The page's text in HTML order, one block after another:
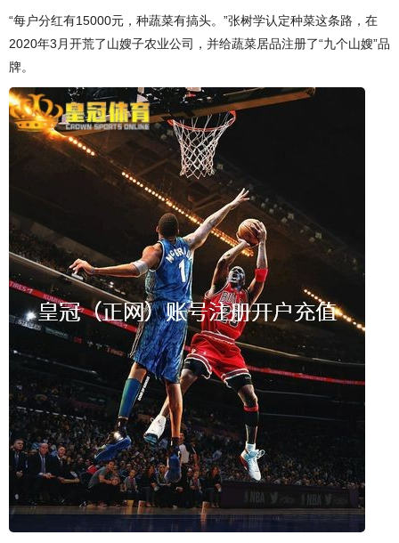
“每户分红有15000元，种蔬菜有搞头。”张树学认定种菜这条路，在
2020年3月开荒了山嫂子农业公司，并给蔬菜居品注册了“九个山嫂”品
牌。